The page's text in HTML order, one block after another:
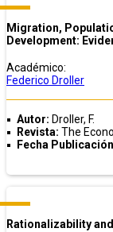
Migration,
Development:
Académico:
Federico Droller
Autor: Droller, F.
Revista: The
Fecha
Rationalizability